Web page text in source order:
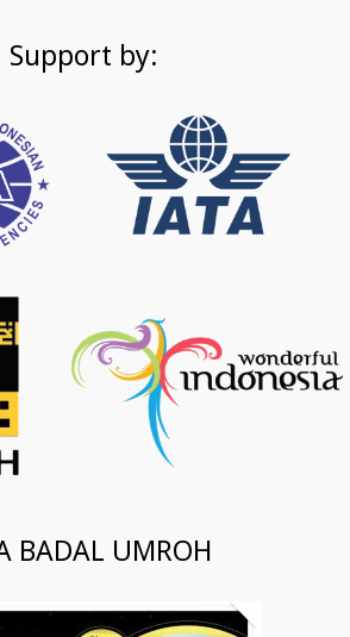
Support by:
BADAL UMROH